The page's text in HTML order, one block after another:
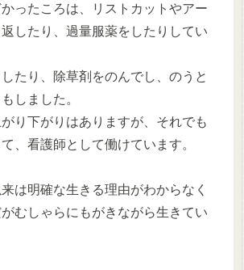
ったころは、リストカットやアー
したり、過量服薬をしたりしてい
たり、除草剤をのんでし、のうと
しました。
り下がりはありますが、それでも
、看護師として働けています。
は明確な生きる理由がわからなく
むしゃらにもがきながら生きてい